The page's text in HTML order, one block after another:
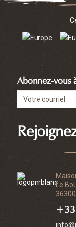
Le
+33
Abonnez-vous